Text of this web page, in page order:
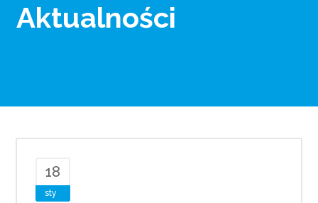
Aktualności
18
sty